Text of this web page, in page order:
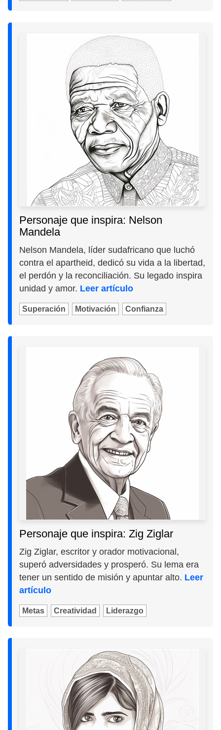
Personaje que inspira: Nelson
Mandela
Nelson Mandela, líder sudafricano que luchó
contra el apartheid, dedicó su vida a la libertad,
el perdón y la reconciliación. Su legado inspira
unidad y amor. Leer artículo
Superación Motivación Confianza
Personaje que inspira: Zig Ziglar
Zig Ziglar, escritor y orador motivacional,
superó adversidades y prosperó. Su lema era
tener un sentido de misión y apuntar alto. Leer
artículo
Metas Creatividad Liderazgo